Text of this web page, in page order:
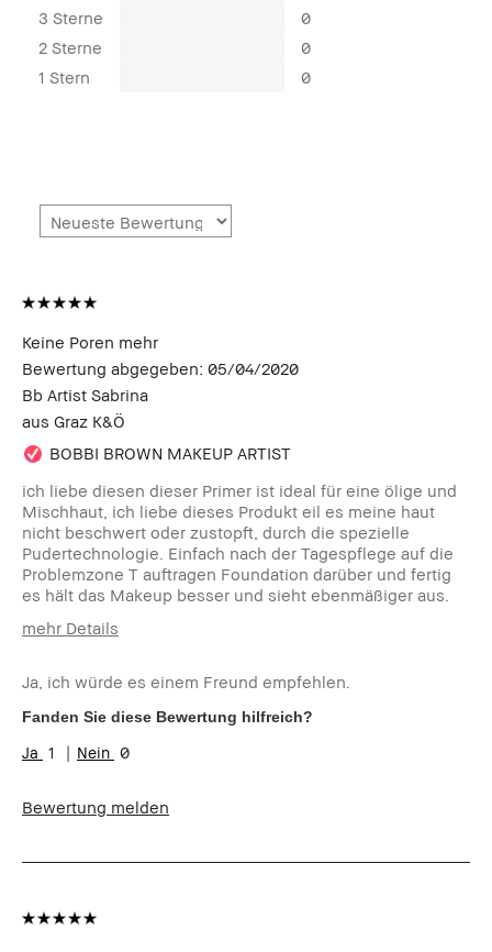
3 Sterne
0
2 Sterne
0
1 Stern
0
Keine Poren mehr
Bewertung abgegeben: 05/04/2020
Bb Artist Sabrina
aus Graz K&Ö
BOBBI BROWN MAKEUP ARTIST
ich liebe diesen dieser Primer ist ideal für eine ölige und
Mischhaut, ich liebe dieses Produkt eil es meine haut
nicht beschwert oder zustopft, durch die spezielle
Pudertechnologie. Einfach nach der Tagespflege auf die
Problemzone T auftragen Foundation darüber und fertig
es hält das Makeup besser und sieht ebenmäßiger aus.
mehr Details
Rötungen, Unebenmässige Haut,
Produktvorteile:
Einsteigerprodukt, Long-Wear,
Ja, ich würde es einem Freund empfehlen.
Fanden Sie diese Bewertung hilfreich?
1 0
Bewertung melden